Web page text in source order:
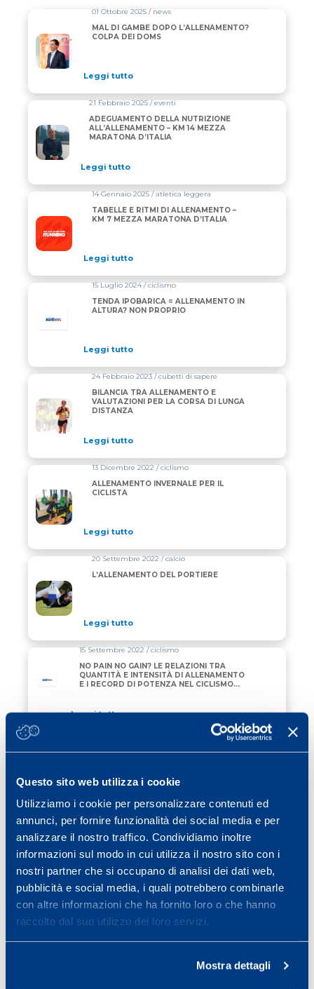
Questo sito web utilizza i cookie
Utilizziamo i cookie per personalizzare contenuti ed
annunci, per fornire funzionalità dei social media e per
analizzare il nostro traffico. Condividiamo inoltre
informazioni sul modo in cui utilizza il nostro sito con i
nostri partner che si occupano di analisi dei dati web,
pubblicità e social media, i quali potrebbero combinarle
con altre informazioni che ha fornito loro o che hanno
raccolto dal suo utilizzo dei loro servizi.
Mostra dettagli
01 Ottobre 2025 / news
MAL DI GAMBE DOPO L’ALLENAMENTO?
COLPA DEI DOMS
Leggi tutto
21 Febbraio 2025 / eventi
ADEGUAMENTO DELLA NUTRIZIONE
ALL’ALLENAMENTO – KM 14 MEZZA
MARATONA D’ITALIA
Leggi tutto
14 Gennaio 2025 / atletica leggera
TABELLE E RITMI DI ALLENAMENTO –
KM 7 MEZZA MARATONA D’ITALIA
Leggi tutto
15 Luglio 2024 / ciclismo
TENDA IPOBARICA = ALLENAMENTO IN
ALTURA? NON PROPRIO
Leggi tutto
24 Febbraio 2023 / cubetti di sapere
BILANCIA TRA ALLENAMENTO E
VALUTAZIONI PER LA CORSA DI LUNGA
DISTANZA
Leggi tutto
13 Dicembre 2022 / ciclismo
ALLENAMENTO INVERNALE PER IL
CICLISTA
Leggi tutto
20 Settembre 2022 / calcio
L’ALLENAMENTO DEL PORTIERE
Leggi tutto
15 Settembre 2022 / ciclismo
NO PAIN NO GAIN? LE RELAZIONI TRA
QUANTITÀ E INTENSITÀ DI ALLENAMENTO
E I RECORD DI POTENZA NEL CICLISMO
Leggi tutto
Leggi tutto
14 Marzo 2022 / cubetti di sapere
ALLENAMENTO ISOINERZIALE